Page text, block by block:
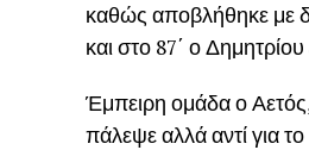
καθώς αποβλήθηκε με
και στο 87΄ ο
Έμπειρη ομάδα ο
πάλεψε αλλά αντί για το